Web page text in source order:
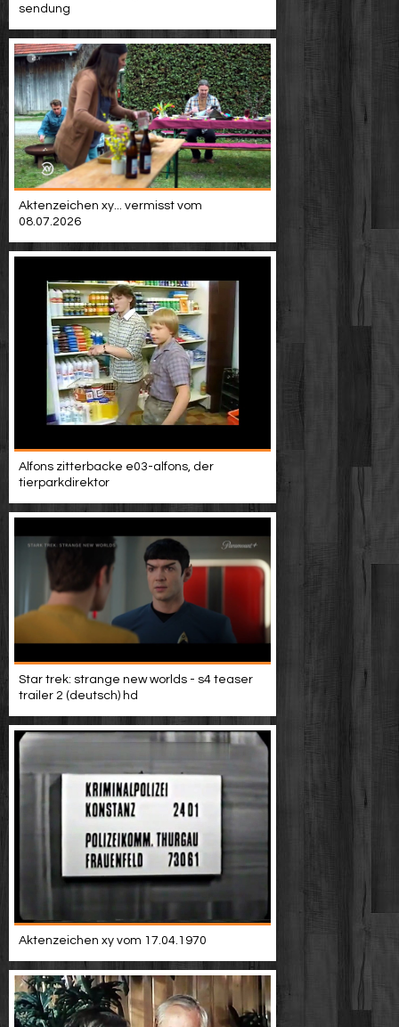
sendung
Aktenzeichen xy... vermisst vom
08.07.2026
Alfons zitterbacke e03-alfons, der
tierparkdirektor
Star trek: strange new worlds - s4 teaser
trailer 2 (deutsch) hd
Aktenzeichen xy vom 17.04.1970